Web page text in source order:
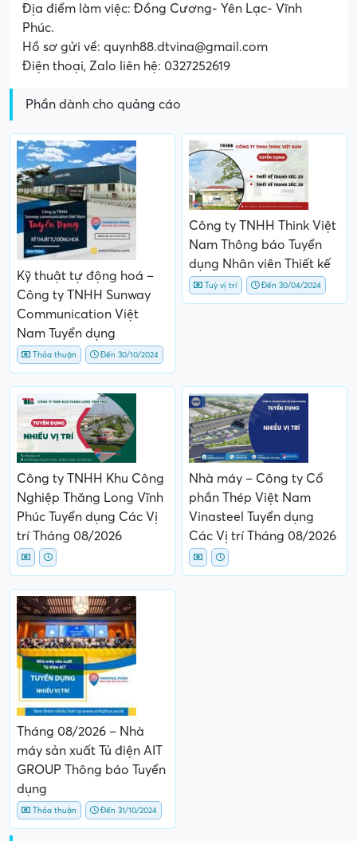
Địa điểm làm việc: Đồng Cương- Yên Lạc- Vĩnh
Phúc.
Hồ sơ gửi về: quynh88.dtvina@gmail.com
Điện thoại, Zalo liên hệ: 0327252619
Phần dành cho quảng cáo
Kỹ thuật tự động hoá –
Công ty TNHH Sunway
Communication Việt
Nam Tuyển dụng
Thỏa thuận Đến 30/10/2024
Công ty TNHH Think Việt
Nam Thông báo Tuyển
dụng Nhân viên Thiết kế
Tuỳ vị trí Đến 30/04/2024
Công ty TNHH Khu Công
Nghiệp Thăng Long Vĩnh
Phúc Tuyển dụng Các Vị
trí Tháng 08/2026
Nhà máy – Công ty Cổ
phần Thép Việt Nam
Vinasteel Tuyển dụng
Các Vị trí Tháng 08/2026
Tháng 08/2026 – Nhà
máy sản xuất Tủ điện AIT
GROUP Thông báo Tuyển
dụng
Thỏa thuận Đến 31/10/2024